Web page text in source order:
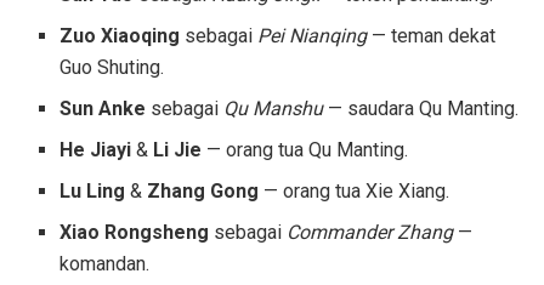
Zuo Xiaoqing sebagai Pei Nianqing— teman dekat
Guo Shuting.
Sun Anke sebagai Qu Manshu— saudara Qu Manting.
He Jiayi & Li Jie — orang tua Qu Manting.
Lu Ling & Zhang Gong — orang tua Xie Xiang.
Xiao Rongsheng sebagai Commander Zhang—
komandan.